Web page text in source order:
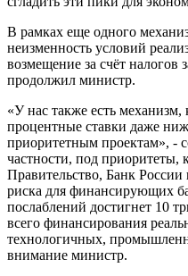
В рамках еще одного
неизменность условий
возмещение за счёт налогов
продолжил министр.
«У нас также есть
процентные ставки даже
приоритетным проектам», -
частности, под приоритеты,
Правительство, Банк
риска для финансирующих
послаблений достигнет 10
всего финансирования
технологичных,
внимание министр.